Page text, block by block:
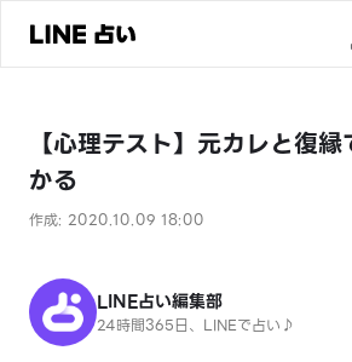
ユーザーの声
相談事例
おすすめの占い師
よくある質問
【心理テスト】元カレと復
かる
作成: 2020.10.09 18:00
LINE占い編集部
24時間365日、LINEで占い♪